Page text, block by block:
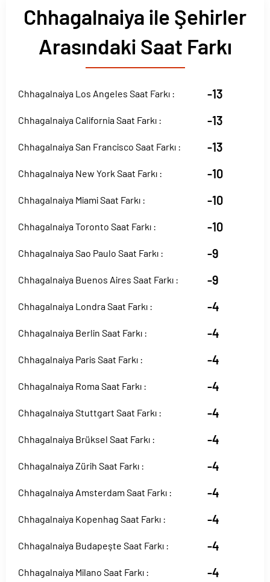
Chhagalnaiya ile Şehirler
Arasındaki Saat Farkı
Chhagalnaiya Los Angeles Saat Farkı : -13
Chhagalnaiya California Saat Farkı : -13
Chhagalnaiya San Francisco Saat Farkı : -13
Chhagalnaiya New York Saat Farkı : -10
Chhagalnaiya Miami Saat Farkı : -10
Chhagalnaiya Toronto Saat Farkı : -10
Chhagalnaiya Sao Paulo Saat Farkı : -9
Chhagalnaiya Buenos Aires Saat Farkı : -9
Chhagalnaiya Londra Saat Farkı : -4
Chhagalnaiya Berlin Saat Farkı : -4
Chhagalnaiya Paris Saat Farkı : -4
Chhagalnaiya Roma Saat Farkı : -4
Chhagalnaiya Stuttgart Saat Farkı : -4
Chhagalnaiya Brüksel Saat Farkı : -4
Chhagalnaiya Zürih Saat Farkı : -4
Chhagalnaiya Amsterdam Saat Farkı : -4
Chhagalnaiya Kopenhag Saat Farkı : -4
Chhagalnaiya Budapeşte Saat Farkı : -4
Chhagalnaiya Milano Saat Farkı : -4